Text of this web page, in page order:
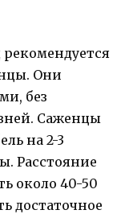
рекомендуется
Они
без
Саженцы
на 2-3
Расстояние
около 40-50
достаточное